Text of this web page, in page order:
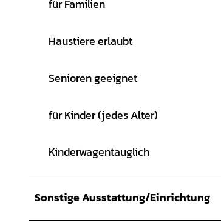
für Familien
Haustiere erlaubt
Senioren geeignet
für Kinder (jedes Alter)
Kinderwagentauglich
Sonstige Ausstattung/Einrichtung